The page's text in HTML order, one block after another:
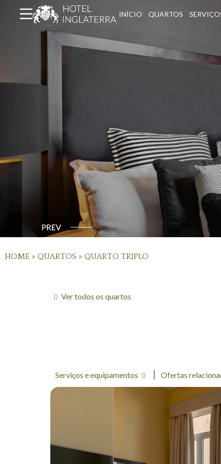
INÍCIO QUARTOS
HOME » QUARTOS » QUARTO TRIPLO
Ver todos os quartos
Serviços e equipamentos Ofertas